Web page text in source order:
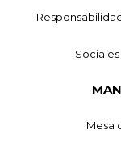
Sociales
Mesa